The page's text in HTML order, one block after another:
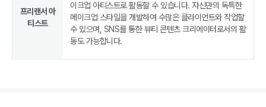
프리랜서 아
티스트
이크업 아티스트로 활동할 수 있습니다. 자신만의 독특한
메이크업 스타일을 개발하여 수많은 클라이언트와 작업할
수 있으며, SNS를 통한 뷰티 콘텐츠 크리에이터로서의 활
동도 가능합니다.